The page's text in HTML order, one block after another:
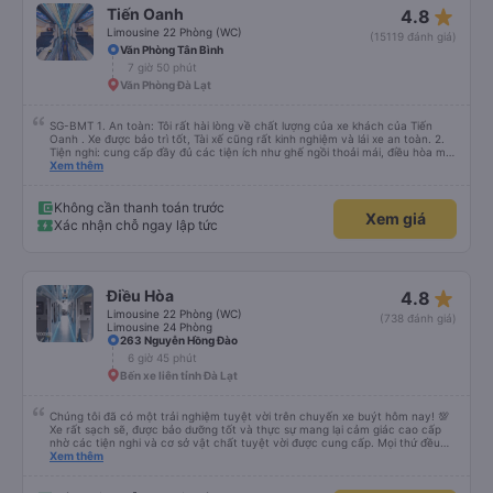
,thượng lộ bình an Hẹn gặp lại chuyến 5 giờ sáng mai
Tiến Oanh
Limousine 22 Phòng (WC)
4.8 star_rate
(15119 đánh giá)
Văn Phòng Tân Bình
7 giờ 50 phút
Văn Phòng Đà Lạt
SG-BMT 1. An toàn: Tôi rất hài lòng về chất lượng của xe khách của Tiến
Oanh . Xe được bảo trì tốt, Tài xế cũng rất kinh nghiệm và lái xe an toàn. 2.
Tiện nghi: cung cấp đầy đủ các tiện ích như ghế ngồi thoải mái, điều hòa mát
mẻ, wifi tốc độ cao và cổng sạc điện thoại di động. 3. Thời gian và độ chính
lượng và tiện ích được cung cấp. 5. Thái độ phục vụ: Nhân viên và tài xế rất
nhiệt tình, chu đáo và tôn trọng khách hàng. Tôi cảm thấy rất thoải mái và
hài lòng với các dịch vụ mà họ cung cấp. Dịch vụ của họ đáp ứng đầy đủ
Xem thêm
Không cần thanh toán trước
Xác nhận chỗ ngay lập tức
Xem giá
Điều Hòa
Limousine 22 Phòng (WC)
Limousine 24 Phòng
4.8 star_rate
(738 đánh giá)
263 Nguyễn Hồng Đào
6 giờ 45 phút
Bến xe liên tỉnh Đà Lạt
Chúng tôi đã có một trải nghiệm tuyệt vời trên chuyến xe buýt hôm nay! 💯
Xe rất sạch sẽ, được bảo dưỡng tốt và thực sự mang lại cảm giác cao cấp
nhờ các tiện nghi và cơ sở vật chất tuyệt vời được cung cấp. Mọi thứ đều
thoải mái và ngăn nắp. Nhân viên và tài xế rất tốt bụng, hữu ích và chu đáo,
Xem thêm